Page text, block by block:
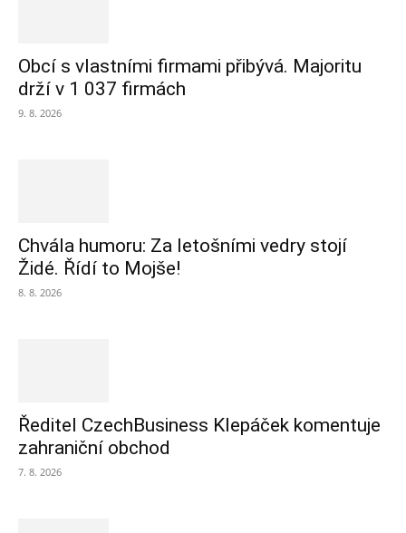
Obcí s vlastními firmami přibývá. Majoritu
drží v 1 037 firmách
9. 8. 2026
Chvála humoru: Za letošními vedry stojí
Židé. Řídí to Mojše!
8. 8. 2026
Ředitel CzechBusiness Klepáček komentuje
zahraniční obchod
7. 8. 2026